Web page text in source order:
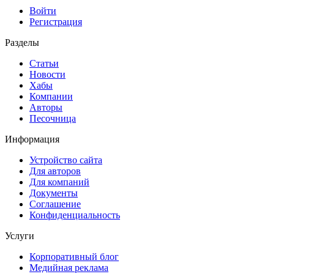
Войти
Регистрация
Разделы
Статьи
Новости
Хабы
Компании
Авторы
Песочница
Информация
Устройство сайта
Для авторов
Для компаний
Документы
Соглашение
Конфиденциальность
Услуги
Корпоративный блог
Медийная реклама